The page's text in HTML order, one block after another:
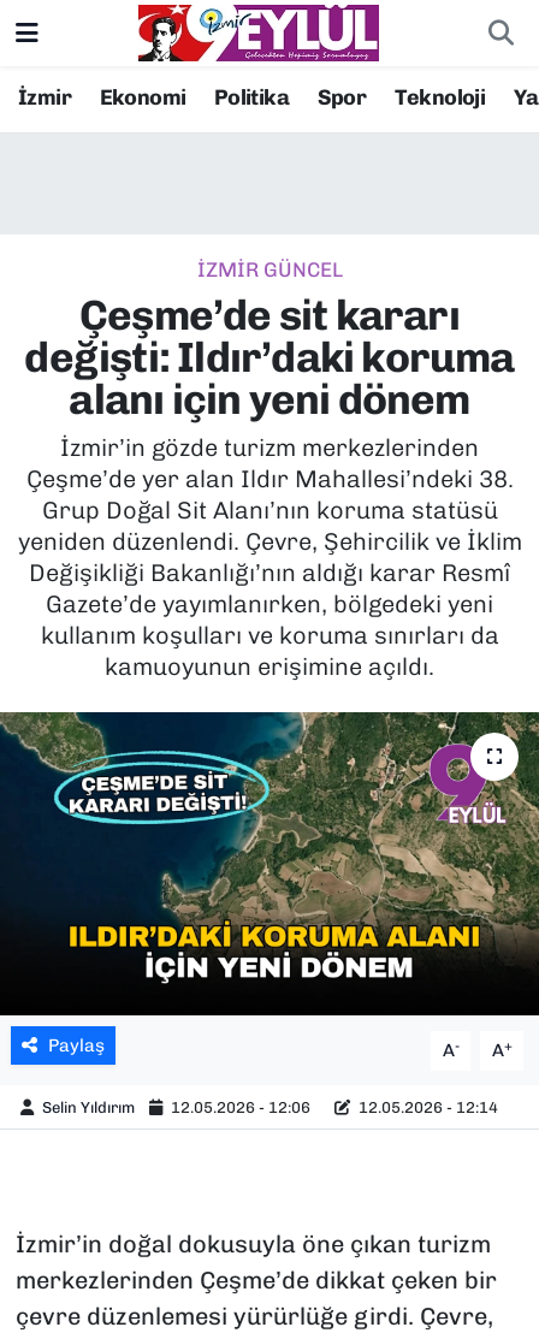
İzmir Ekonomi Politika Spor Teknoloji
İZMİR GÜNCEL
Çeşme’de sit kararı
değişti: Ildır’daki koruma
alanı için yeni dönem
İzmir’in gözde turizm merkezlerinden
Çeşme’de yer alan Ildır Mahallesi’ndeki 38.
Grup Doğal Sit Alanı’nın koruma statüsü
yeniden düzenlendi. Çevre, Şehircilik ve İklim
Değişikliği Bakanlığı’nın aldığı karar Resmî
Gazete’de yayımlanırken, bölgedeki yeni
kullanım koşulları ve koruma sınırları da
kamuoyunun erişimine açıldı.
Paylaş A- A+
Selin Yıldırım 12.05.2026 - 12:06 12.05.2026 - 12:14
İzmir’in doğal dokusuyla öne çıkan turizm
merkezlerinden Çeşme’de dikkat çeken bir
çevre düzenlemesi yürürlüğe girdi. Çevre,
Resmi İlanlar
EKONOMİ
KÜLTÜR SANAT
MAGAZİN
POLİTİKA
SAĞLIK
SPOR
YAŞAM
YEREL YÖNETİMLER
Konak Nöbetçi Eczaneler
Süper Lig Puan Durumu ve Fikstür
Tüm Manşetler
Son Dakika Haberleri
Haber Arşivi